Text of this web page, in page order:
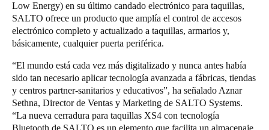
Español
Guardar la nueva selección como predeterminada
Low Energy) en su último candado electrónico para taquillas,
SALTO ofrece un producto que amplía el control de accesos
electrónico completo y actualizado a taquillas, armarios y,
básicamente, cualquier puerta periférica.
“El mundo está cada vez más digitalizado y nunca antes había
sido tan necesario aplicar tecnología avanzada a fábricas, tiendas
y centros partner-sanitarios y educativos”, ha señalado Aznar
Sethna, Director de Ventas y Marketing de SALTO Systems.
“La nueva cerradura para taquillas XS4 con tecnología
Bluetooth de SALTO es un elemento que facilita un almacenaje